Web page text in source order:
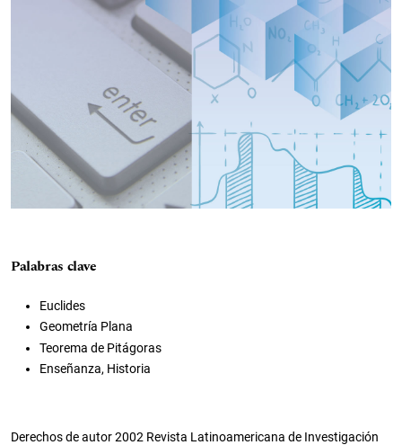
Palabras clave
Euclides
Geometría Plana
Teorema de Pitágoras
Enseñanza, Historia
Derechos de autor 2002 Revista Latinoamericana de Investigación